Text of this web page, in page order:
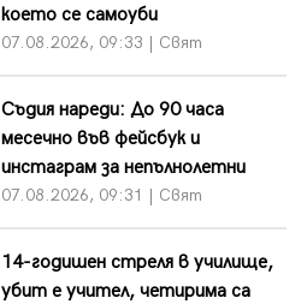
което се самоуби
07.08.2026, 09:33 | Свят
Съдия нареди: До 90 часа
месечно във фейсбук и
инстаграм за непълнолетни
07.08.2026, 09:31 | Свят
14-годишен стреля в училище,
убит е учител, четирима са